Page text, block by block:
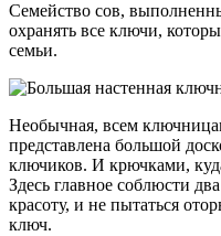
Семейство сов,
охранять все ключи,
семьи.
Необычная, всем
представлена большой
ключиков. И крючками,
Здесь главное соблюсти
красоту, и не пытаться
ключ.